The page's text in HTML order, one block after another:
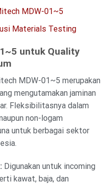
MDW-01~5
Materials Testing
untuk Quality
MDW-01~5 merupakan
mengutamakan jaminan
Fleksibilitasnya dalam
non-logam
untuk berbagai sektor
Digunakan untuk incoming
kawat, baja, dan